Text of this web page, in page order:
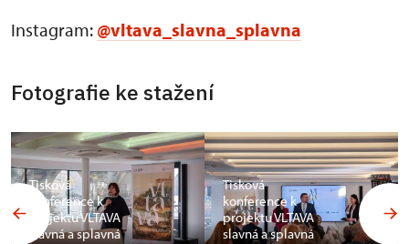
Instagram: @vltava_slavna_splavna
Fotografie ke stažení
Tisková
konference k
projektu VLTAVA
slavná a splavná
Tisková
konference k
projektu VLTAVA
slavná a splavná